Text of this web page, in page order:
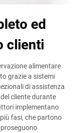
ed
clienti
alimentare
grazie a sistemi
di assistenza
cliente durante
implementano
fasi, che partono